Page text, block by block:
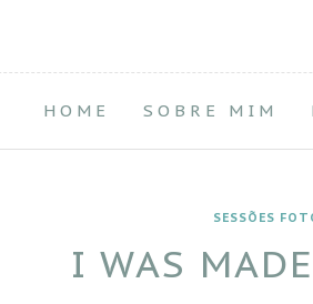
HOME SOBRE MIM
SESSÕES
I WAS